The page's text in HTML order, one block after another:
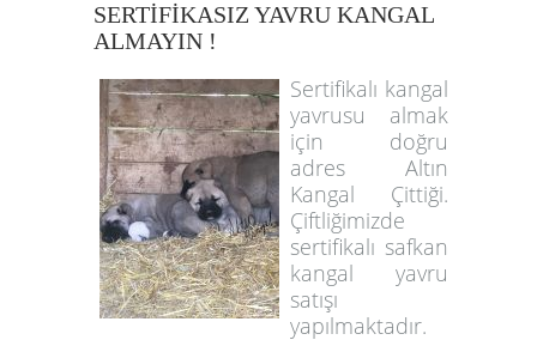
SERTİFİKASIZ YAVRU KANGAL
ALMAYIN !
Sertifikalı kangal
yavrusu almak
için doğru
adres Altın
Kangal Çittiği.
Çiftliğimizde
sertifikalı safkan
kangal yavru
satışı
yapılmaktadır.